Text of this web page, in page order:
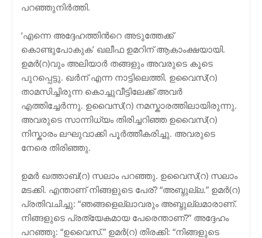
പറഞ്ഞുനിര്‍ത്തി.
‘എന്നെ അദ്ദേഹത്തിന്‍റെ അടുത്തേക്ക്
കൊണ്ടുപോകുക’ ഖലീഫ ഉമറിന് ആകാംക്ഷയായി.
ഉമര്‍(റ)വും അലിയാര്‍ തങ്ങളും അവരുടെ കൂടെ
പുറപ്പെട്ടു. ഖര്‍ന് എന്ന നാട്ടിലെത്തി. ഉവൈസ്(റ)
താമസിച്ചിരുന്ന കൊച്ചുവീട്ടിലേക്ക് അവര്‍
എത്തിച്ചേര്‍ന്നു. ഉവൈസ്(റ) നമസ്കാരത്തിലായിരുന്നു.
അവരുടെ സാന്നിധ്യം തിരിച്ചറിഞ്ഞ ഉവൈസ്(റ)
നിസ്കാരം ലഘുവാക്കി പൂര്‍ത്തീകരിച്ചു. അവരുടെ
നേരെ തിരിഞ്ഞു.
ഉമര്‍ ഖത്താബ്(റ) സലാം പറഞ്ഞു. ഉവൈസ്(റ) സലാം
മടക്കി. എന്താണ് നിങ്ങളുടെ പേര്? “അബ്ദുല്ല.” ഉമര്‍(റ)
പ്രതിവചിച്ചു: “ഞങ്ങളെല്ലാവരും അബ്ദുല്ലമാരാണ്.
നിങ്ങളുടെ പ്രത്യേകമായ പേരെന്താണ്?” അദ്ദേഹം
പറഞ്ഞു: “ഉവൈസ്.” ഉമര്‍(റ) തിരക്കി: “നിങ്ങളുടെ